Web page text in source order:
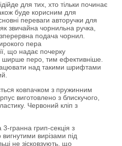
для тих, хто тільки починає
буде корисним для
переваги авторучки для
звичайна чорнильна ручка,
подача чорнил.
пера
що надає почерку
ширше перо, тим ефективніше.
над такими шрифтами
ковпачком з пружинним
виготовлено з блискучого,
Червоний кліп з
3-гранна грип-секція з
вирізами під
не зісковзують, що